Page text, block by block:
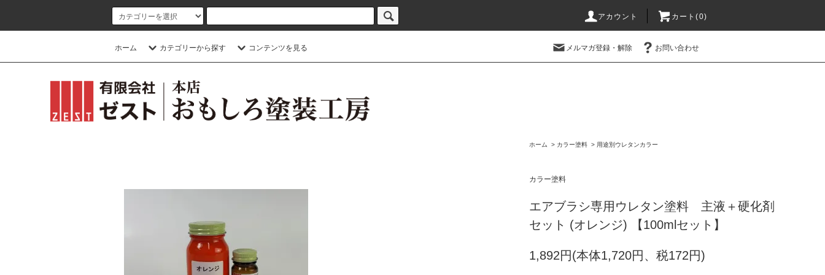
アカウント カート(0)
ホーム カテゴリーから探す コンテンツを見る メルマガ登録・解除 お問い合わせ
ホーム > カラー塗料 > 用途別ウレタンカラー
カラー塗料
エアブラシ専用ウレタン塗料 主液＋硬化剤
セット (オレンジ) 【100mlセット】
1,892円(本体1,720円、税172円)